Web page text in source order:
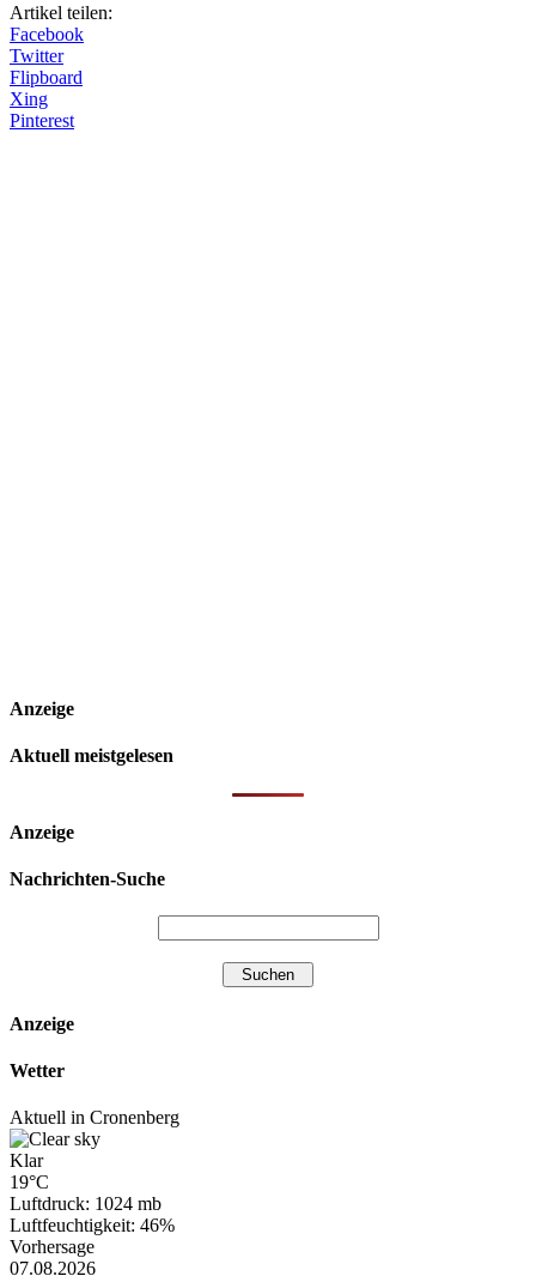
Artikel teilen:
Facebook
Twitter
Flipboard
Xing
Pinterest
Anzeige
Aktuell meistgelesen
Anzeige
Nachrichten-Suche
Anzeige
Wetter
Aktuell in Cronenberg
Klar
19°C
Luftdruck: 1024 mb
Luftfeuchtigkeit: 46%
Vorhersage
07.08.2026